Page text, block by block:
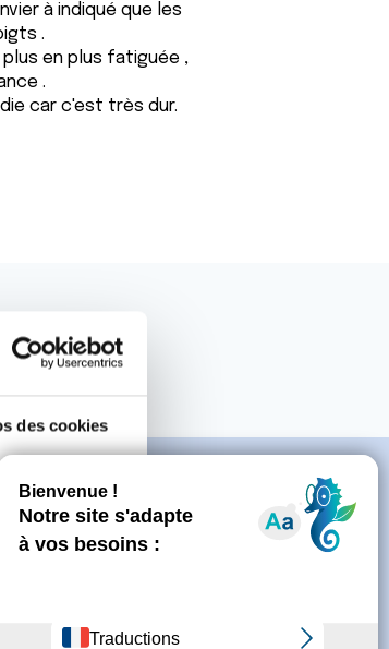
des cookies
des
ainsi que de
de
la
à indiqué que les
.
plus en plus fatiguée ,
.
car c'est très dur.